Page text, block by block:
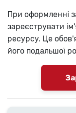
При оформленні
зареєструвати
ресурсу. Це
його подальшої